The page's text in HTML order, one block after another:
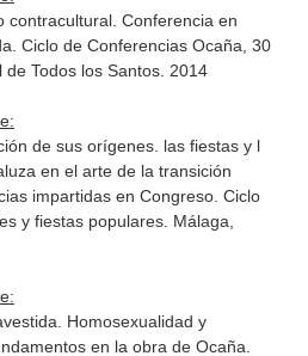
contracultural. Conferencia en
Ciclo de Conferencias Ocaña, 30
Todos los Santos. 2014
de sus orígenes. las fiestas y l
en el arte de la transición
impartidas en Congreso. Ciclo
y fiestas populares. Málaga,
Homosexualidad y
en la obra de Ocaña.